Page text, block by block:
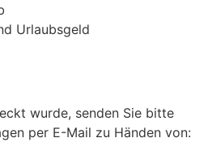
Urlaubsgeld
wurde, senden Sie bitte
per E-Mail zu Händen von: